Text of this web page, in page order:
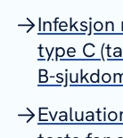
type C
B-